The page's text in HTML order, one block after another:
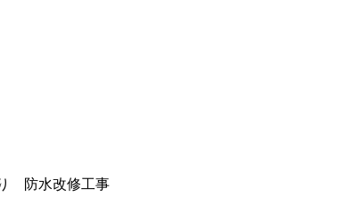
防水改修工事